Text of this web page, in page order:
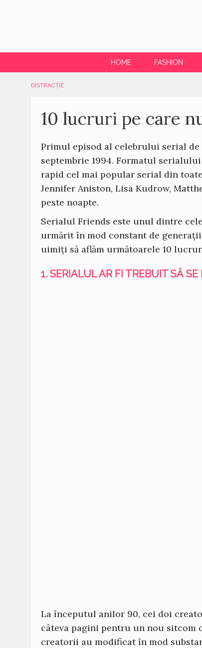
HOME FASHION
DISTRACȚIE
10 lucruri pe care
Primul episod al celebrului serial de
septembrie 1994. Formatul
rapid cel mai popular serial din
Jennifer Aniston, Lisa Kudrow,
peste noapte.
Serialul Friends este unul dintre
urmărit în mod constant de
uimiți să aflăm următoarele 10
1. SERIALUL AR FI TREBUIT SĂ
La începutul anilor 90, cei doi
câteva pagini pentru un nou sitcom
creatorii au modificat în mod